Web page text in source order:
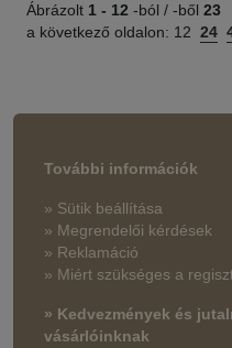
Ábrázolt 1 - 12 -ból / -ből 23
a következő oldalon: 12 24
További információk
» Sütik beállítása
» Megrendelői kérdések
» Reklamáció
» Miért szükséges a
» Kedvezmények és
vásárlóinknak